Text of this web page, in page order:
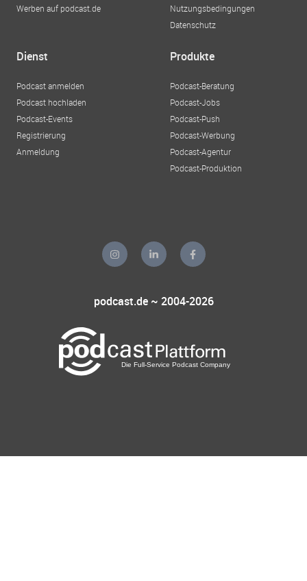
Werben auf podcast.de
Nutzungsbedingungen
Datenschutz
Dienst
Podcast anmelden
Podcast hochladen
Podcast-Events
Registrierung
Anmeldung
Produkte
Podcast-Beratung
Podcast-Jobs
Podcast-Push
Podcast-Werbung
Podcast-Agentur
Podcast-Produktion
podcast.de ~ 2004-2026